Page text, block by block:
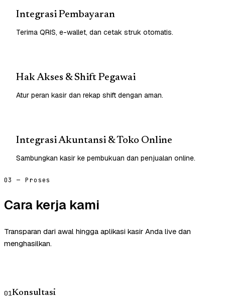
Integrasi Pembayaran
Terima QRIS, e-wallet, dan cetak struk otomatis.
Hak Akses & Shift Pegawai
Atur peran kasir dan rekap shift dengan aman.
Integrasi Akuntansi & Toko Online
Sambungkan kasir ke pembukuan dan penjualan online.
03 — Proses
Cara kerja kami
Transparan dari awal hingga aplikasi kasir Anda live dan
menghasilkan.
01Konsultasi